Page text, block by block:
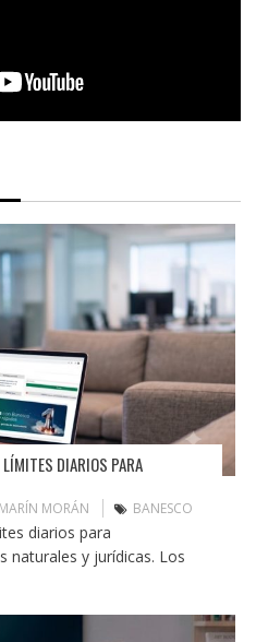
LÍMITES DIARIOS PARA
MORÁN BANESCO
diarios para
naturales y jurídicas. Los